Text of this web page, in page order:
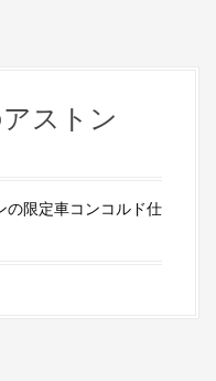
ストン
の限定車コンコルド仕